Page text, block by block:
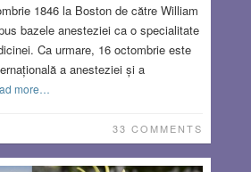
1846 la Boston de către William
bazele anesteziei ca o specialitate
Ca urmare, 16 octombrie este
a anesteziei și a
more…
33 COMMENTS